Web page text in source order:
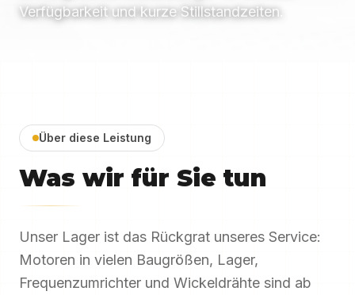
Verfügbarkeit und kurze Stillstandzeiten.
Über diese Leistung
Was wir für Sie tun
Unser Lager ist das Rückgrat unseres Service:
Motoren in vielen Baugrößen, Lager,
Frequenzumrichter und Wickeldrähte sind ab